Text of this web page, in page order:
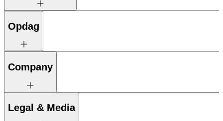
Opdag
Company
Legal & Media